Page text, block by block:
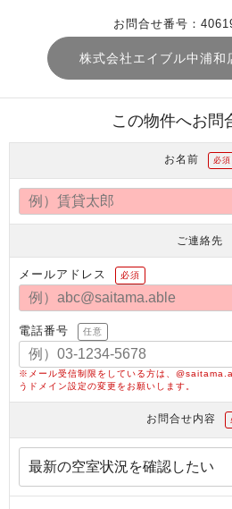
お問合せ番号：
株式会社エイブル中浦和
この物件へお問
お名前 必須
ご連絡先
メールアドレス 必須
電話番号 任意
※メール受信制限をしている方は、
うドメイン設定の変更をお願いします。
お問合せ内容